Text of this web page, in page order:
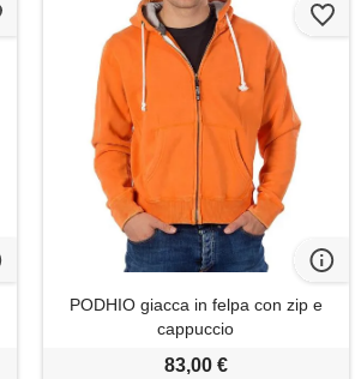
PODHIO giacca in felpa con zip e
cappuccio
83,00 €